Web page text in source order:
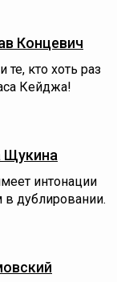
Концевич
кто хоть раз
Кейджа!
Щукина
интонации
в дублировании.